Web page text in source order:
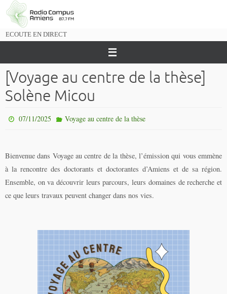
Passer
vers
ECOUTE EN DIRECT
[Voyage au centre de la thèse]
Solène Micou
07/11/2025 Voyage au centre de la thèse
Bienvenue dans Voyage au centre de la thèse, l’émission qui vous emmène
à la rencontre des doctorants et doctorantes d’Amiens et de sa région.
Ensemble, on va découvrir leurs parcours, leurs domaines de recherche et
ce que leurs travaux peuvent changer dans nos vies.